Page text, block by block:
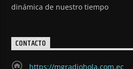
dinámica de nuestro tiempo
CONTACTO
https://mgradiohola.com.ec